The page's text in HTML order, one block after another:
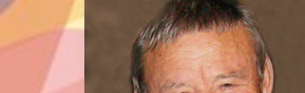
v hudebních aktivitách, projektech a
vystoupeních. Zkušenost s dětmi
mladšího školního věku získává díky
výuce angličtiny v jazykové škole
v Blansku.